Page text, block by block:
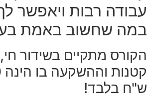
עבודה רבות ויאפשר
במה שחשוב באמת
הקורס מתקיים בשידור
קטנות וההשקעה בו הינה
ש"ח בלבד!